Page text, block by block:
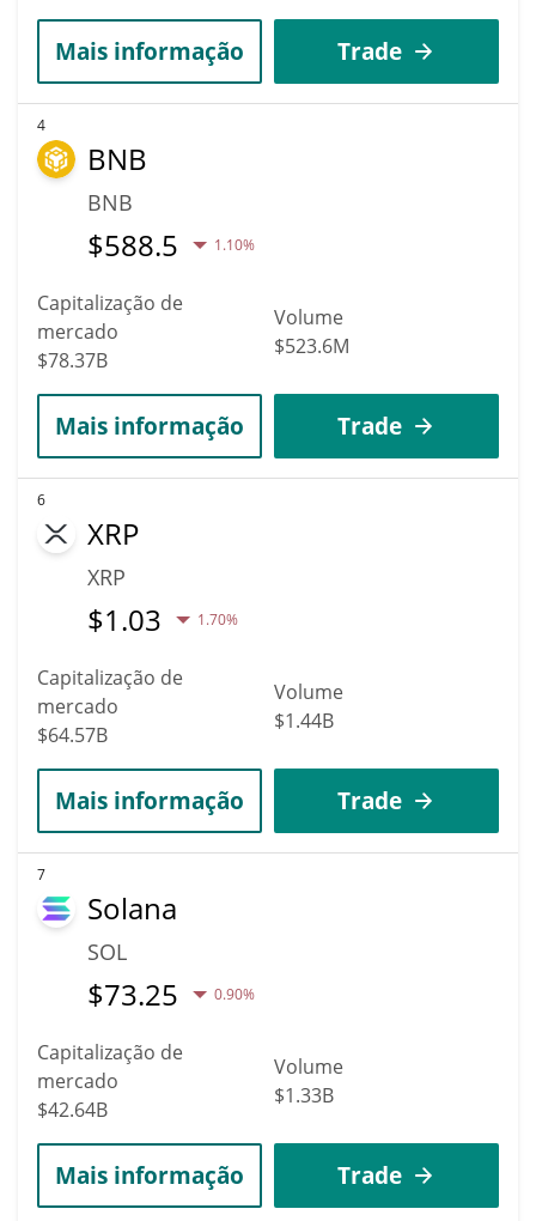
Mais informação Trade
4
BNB
BNB
$588.5 1.10%
Capitalização de
mercado
$78.37B
Volume
$523.6M
Mais informação Trade
6
XRP
XRP
$1.03 1.70%
Capitalização de
mercado
$64.57B
Volume
$1.44B
Mais informação Trade
7
Solana
SOL
$73.25 0.90%
Capitalização de
mercado
$42.64B
Volume
$1.33B
Mais informação Trade